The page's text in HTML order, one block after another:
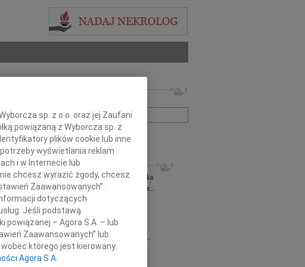
Szukaj nekrologów i wspomnień
+ szukanie zaawansowane
INNE NEKROLOGI
Małgorzata Kościelska06.08.2026cała Polska
Z głębokim smutkiem żegnam Panią Profesor...
Marta Rytel31.07.2026
Z głębokim żalem w sercu żegnamy naszą...
Stanisław Gomułka 27.07.2026cała Polska
Z głębokim żalem przyjęliśmy wiadomość o...
Adam Pilecki 17.07.2026cała Polska
Zarząd Podkarpackiego Stowarzyszenia...
sp. z o.o. oraz jej Zaufani
powiązaną z Wyborcza sp. z
plików cookie lub inne
wyświetlania reklam
i w Internecie lub
chcesz wyrazić zgody, chcesz
Zaawansowanych”.
dotyczących
Jeśli podstawą
powiązanej – Agora S.A. – lub
Zaawansowanych” lub
którego jest kierowany.
Agora S.A.